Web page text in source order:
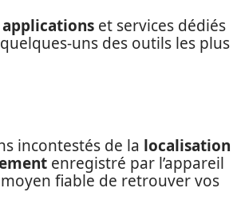
applications et services dédiés
uns des outils les plus
incontestés de la localisation
enregistré par l’appareil
fiable de retrouver vos